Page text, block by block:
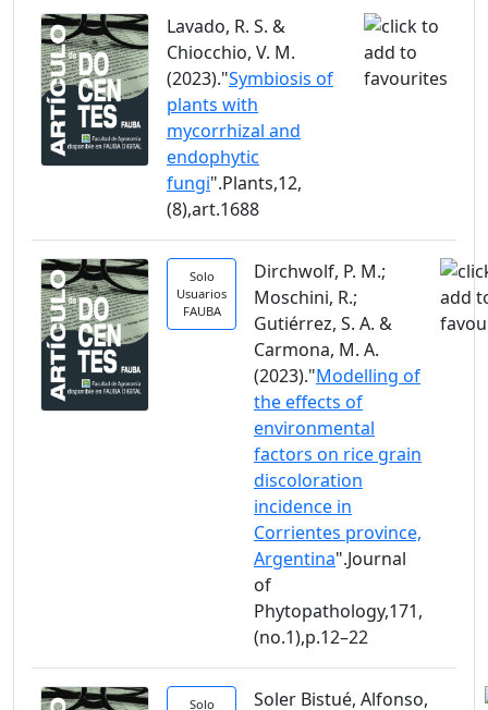
Lavado, R. S. &
Chiocchio, V. M.
(2023)."Symbiosis of
plants with
mycorrhizal and
endophytic
fungi".Plants,12,
(8),art.1688
Solo
Usuarios
FAUBA
Dirchwolf, P. M.;
Moschini, R.;
Gutiérrez, S. A. &
Carmona, M. A.
(2023)."Modelling of
the effects of
environmental
factors on rice grain
discoloration
incidence in
Corrientes province,
Argentina".Journal
of
Phytopathology,171,
(no.1),p.12–22
Solo
Soler Bistué, Alfonso,